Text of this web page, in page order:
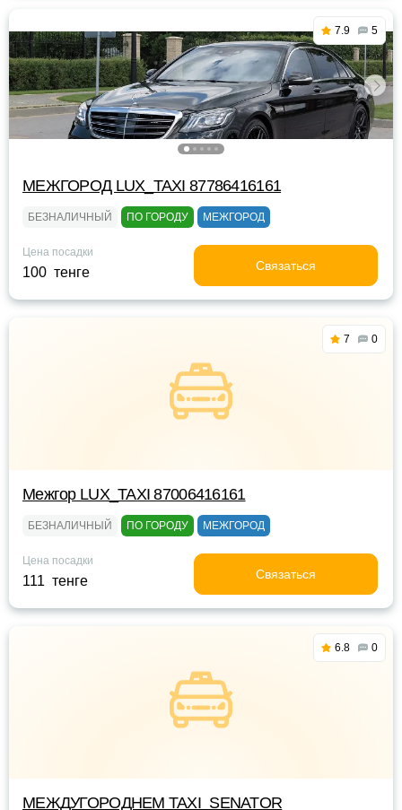
7.9 5
МЕЖГОРОД LUX_TAXI 87786416161
БЕЗНАЛИЧНЫЙ ПО ГОРОДУ МЕЖГОРОД
Цена посадки
100 тенге Связаться
7 0
Межгор LUX_TAXI 87006416161
БЕЗНАЛИЧНЫЙ ПО ГОРОДУ МЕЖГОРОД
Цена посадки
111 тенге Связаться
6.8 0
МЕЖДУГОРОДНЕМ TAXI_SENATOR